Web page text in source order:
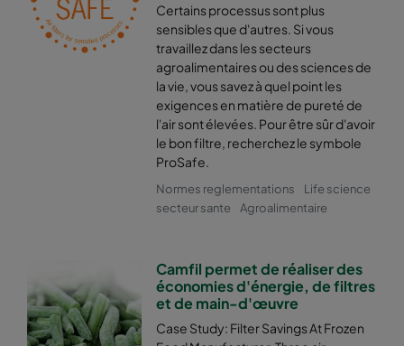
2550 592x592x600-6 ePM2,5 50% M6
2550 592x490x600-6 ePM2,5 50% M6
2550 490x592x600-5 ePM2,5 50% M6
2550 592x287x600-6
ePM2,5 50%
0160 592x592x640-12 ePM1 60% F7
0160 592x490x640-12
Certains processus sont plus
sensibles que d'autres. Si vous
travaillez dans les secteurs
agroalimentaires ou des sciences de
la vie, vous savez à quel point les
exigences en matière de pureté de
l'air sont élevées. Pour être sûr d'avoir
le bon filtre, recherchez le symbole
ProSafe.
Normes reglementations
Life science
secteur sante
Agroalimentaire
Camfil permet de réaliser des
économies d'énergie, de filtres
et de main-d'œuvre
Case Study: Filter Savings At Frozen